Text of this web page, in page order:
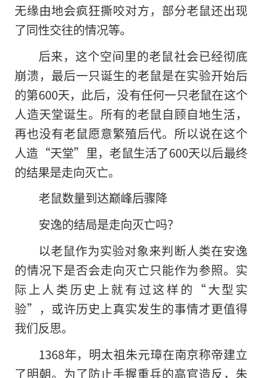
无缘由地会疯狂撕咬对方，部分老鼠还出现
了同性交往的情况等。
后来，这个空间里的老鼠社会已经彻底
崩溃，最后一只诞生的老鼠是在实验开始后
的第600天，此后，没有任何一只老鼠在这个
人造天堂诞生。所有的老鼠自顾自地生活，
再也没有老鼠愿意繁殖后代。所以说在这个
人造“天堂”里，老鼠生活了600天以后最终
的结果是走向灭亡。
老鼠数量到达巅峰后骤降
安逸的结局是走向灭亡吗？
以老鼠作为实验对象来判断人类在安逸
的情况下是否会走向灭亡只能作为参照。实
际上人类历史上就有过这样的“大型实
验”，或许历史上真实发生的事情才更值得
我们反思。
1368年，明太祖朱元璋在南京称帝建立
了明朝。为了防止手握重兵的高官造反，朱